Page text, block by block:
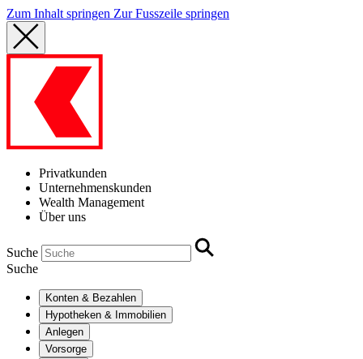
Zum Inhalt springen Zur Fusszeile springen
Privatkunden
Unternehmenskunden
Wealth Management
Über uns
Suche
Suche
Konten & Bezahlen
Hypotheken & Immobilien
Anlegen
Vorsorge